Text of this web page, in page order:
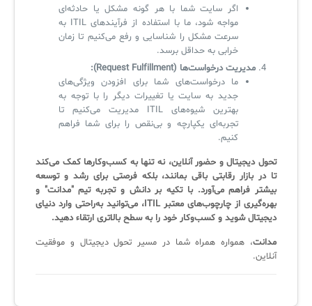
اگر سایت شما با هر گونه مشکل یا حادثه‌ای
مواجه شود، ما با استفاده از فرآیندهای ITIL به
سرعت مشکل را شناسایی و رفع می‌کنیم تا زمان
خرابی به حداقل برسد.
مدیریت درخواست‌ها (Request Fulfillment):
ما درخواست‌های شما برای افزودن ویژگی‌های
جدید به سایت یا تغییرات دیگر را با توجه به
بهترین شیوه‌های ITIL مدیریت می‌کنیم تا
تجربه‌ای یکپارچه و بی‌نقص را برای شما فراهم
کنیم.
تحول دیجیتال و حضور آنلاین، نه تنها به کسب‌وکارها کمک می‌کند
تا در بازار رقابتی باقی بمانند، بلکه فرصتی برای رشد و توسعه
بیشتر فراهم می‌آورد. با تکیه بر دانش و تجربه تیم "مدانت" و
بهره‌گیری از چارچوب‌های معتبر ITIL، می‌توانید به‌راحتی وارد دنیای
دیجیتال شوید و کسب‌وکار خود را به سطح بالاتری ارتقاء دهید.
مدانت، همواره همراه شما در مسیر تحول دیجیتال و موفقیت
آنلاین.